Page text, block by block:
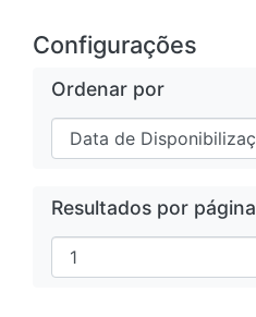
Configurações
Ordenar por
Resultados por página